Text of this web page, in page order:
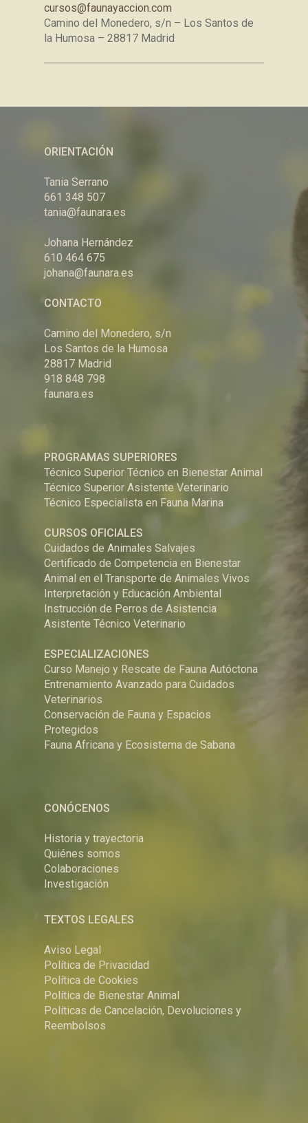
cursos@faunayaccion.com
Camino del Monedero, s/n – Los Santos de
la Humosa – 28817 Madrid
ORIENTACIÓN
Tania Serrano
661 348 507
tania@faunara.es
Johana Hernández
610 464 675
johana@faunara.es
CONTACTO
Camino del Monedero, s/n
Los Santos de la Humosa
28817 Madrid
918 848 798
faunara.es
PROGRAMAS SUPERIORES
Técnico Superior Técnico en Bienestar Animal
Técnico Superior Asistente Veterinario
Técnico Especialista en Fauna Marina
CURSOS OFICIALES
Cuidados de Animales Salvajes
Certificado de Competencia en Bienestar
Animal en el Transporte de Animales Vivos
Interpretación y Educación Ambiental
Instrucción de Perros de Asistencia
Asistente Técnico Veterinario
ESPECIALIZACIONES
Curso Manejo y Rescate de Fauna Autóctona
Entrenamiento Avanzado para Cuidados
Veterinarios
Conservación de Fauna y Espacios
Protegidos
Fauna Africana y Ecosistema de Sabana
CONÓCENOS
Historia y trayectoria
Quiénes somos
Colaboraciones
Investigación
TEXTOS LEGALES
Aviso Legal
Política de Privacidad
Política de Cookies
Política de Bienestar Animal
Políticas de Cancelación, Devoluciones y
Reembolsos